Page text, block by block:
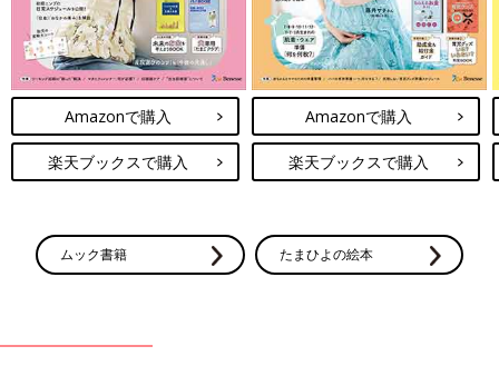
Amazonで購入
楽天ブックスで購入
Amazonで購入
楽天ブックスで購入
ムック書籍 たまひよの絵本